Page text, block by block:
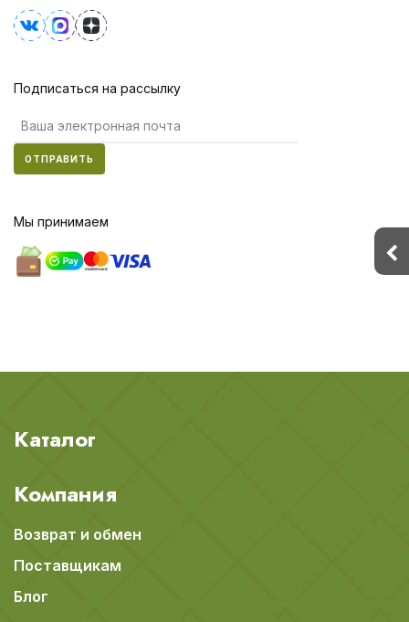
Подписаться на рассылку
ОТПРАВИТЬ
Мы принимаем
Каталог
Компания
Возврат и обмен
Поставщикам
Блог